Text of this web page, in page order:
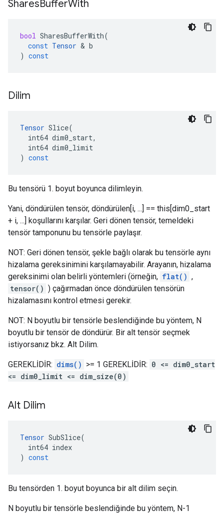
SharesBufferWith
bool SharesBufferWith(
const Tensor & b
) const
Dilim
Tensor Slice(
int64 dim0_start,
int64 dim0_limit
) const
Bu tensörü 1. boyut boyunca dilimleyin.
Yani, döndürülen tensör, döndürülen[i, ...] == this[dim0_start
+ i, ...] koşullarını karşılar. Geri dönen tensör, temeldeki
tensör tamponunu bu tensörle paylaşır.
NOT: Geri dönen tensör, şekle bağlı olarak bu tensörle aynı
hizalama gereksinimini karşılamayabilir. Arayanın, hizalama
gereksinimi olan belirli yöntemleri (örneğin, flat() ,
tensor() ) çağırmadan önce döndürülen tensörün
hizalamasını kontrol etmesi gerekir.
NOT: N boyutlu bir tensörle beslendiğinde bu yöntem, N
boyutlu bir tensör de döndürür. Bir alt tensör seçmek
istiyorsanız bkz. Alt Dilim.
GEREKLİDİR: dims() >= 1 GEREKLİDİR: 0 <= dim0_start
<= dim0_limit <= dim_size(0)
Alt Dilim
Tensor SubSlice(
int64 index
) const
Bu tensörden 1. boyut boyunca bir alt dilim seçin.
N boyutlu bir tensörle beslendiğinde bu yöntem, N-1